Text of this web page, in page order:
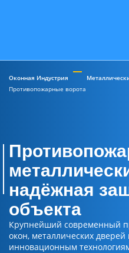
Оконная Индустрия
Противопожарные ворота
надёжная
объекта
Крупнейший современный
окон, металлических
инновационным